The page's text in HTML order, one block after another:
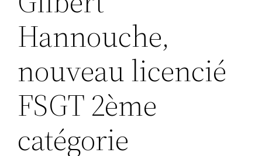
Hannouche,
nouveau licencié
FSGT 2ème
catégorie